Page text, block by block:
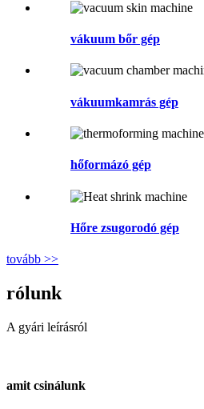
vákuum bőr gép
vákuumkamrás gép
hőformázó gép
Hőre zsugorodó gép
tovább >>
rólunk
A gyári leírásról
amit csinálunk